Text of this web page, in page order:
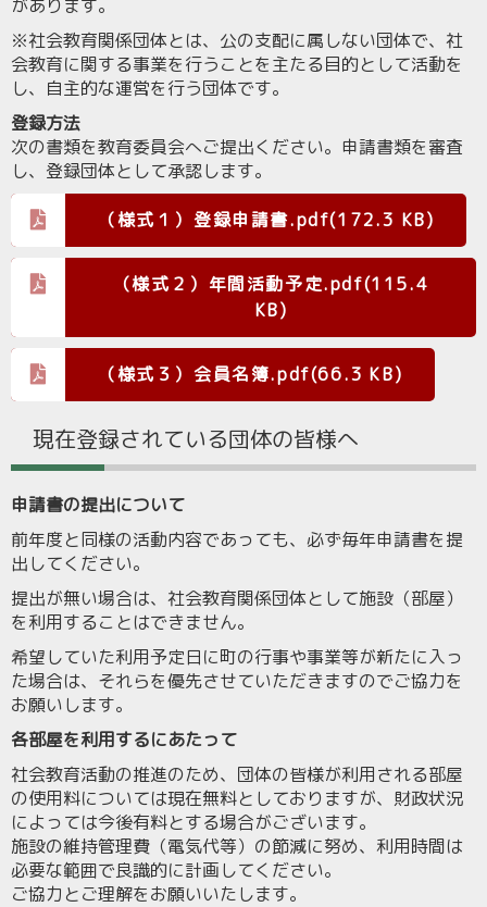
があります。
※社会教育関係団体とは、公の支配に属しない団体で、社
会教育に関する事業を行うことを主たる目的として活動を
し、自主的な運営を行う団体です。
登録方法
次の書類を教育委員会へご提出ください。申請書類を審査
し、登録団体として承認します。
（様式１）登録申請書.pdf(172.3 KB)
（様式２）年間活動予定.pdf(115.4
KB)
（様式３）会員名簿.pdf(66.3 KB)
現在登録されている団体の皆様へ
申請書の提出について
前年度と同様の活動内容であっても、必ず毎年申請書を提
出してください。
提出が無い場合は、社会教育関係団体として施設（部屋）
を利用することはできません。
希望していた利用予定日に町の行事や事業等が新たに入っ
た場合は、それらを優先させていただきますのでご協力を
お願いします。
各部屋を利用するにあたって
社会教育活動の推進のため、団体の皆様が利用される部屋
の使用料については現在無料としておりますが、財政状況
によっては今後有料とする場合がございます。
施設の維持管理費（電気代等）の節減に努め、利用時間は
必要な範囲で良識的に計画してください。
ご協力とご理解をお願いいたします。